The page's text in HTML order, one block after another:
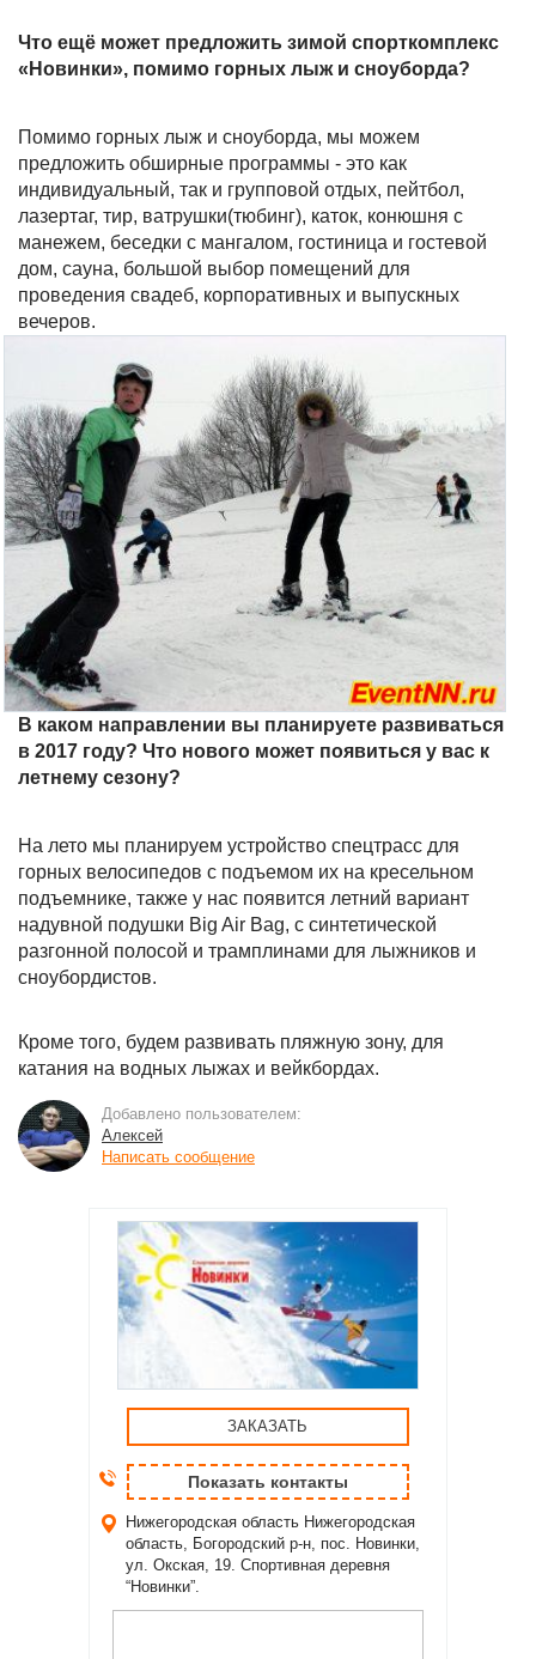
Что ещё может предложить зимой спорткомплекс
«Новинки», помимо горных лыж и сноуборда?
Помимо горных лыж и сноуборда, мы можем
предложить обширные программы - это как
индивидуальный, так и групповой отдых, пейтбол,
лазертаг, тир, ватрушки(тюбинг), каток, конюшня с
манежем, беседки с мангалом, гостиница и гостевой
дом, сауна, большой выбор помещений для
проведения свадеб, корпоративных и выпускных
вечеров.
В каком направлении вы планируете развиваться
в 2017 году? Что нового может появиться у вас к
летнему сезону?
На лето мы планируем устройство спецтрасс для
горных велосипедов с подъемом их на кресельном
подъемнике, также у нас появится летний вариант
надувной подушки Big Air Bag, с синтетической
разгонной полосой и трамплинами для лыжников и
сноубордистов.
Кроме того, будем развивать пляжную зону, для
катания на водных лыжах и вейкбордах.
Добавлено пользователем:
Алексей
Написать сообщение
ЗАКАЗАТЬ
Показать контакты
Нижегородская область Нижегородская
область, Богородский р-н, пос. Новинки,
ул. Окская, 19. Спортивная деревня
“Новинки”.